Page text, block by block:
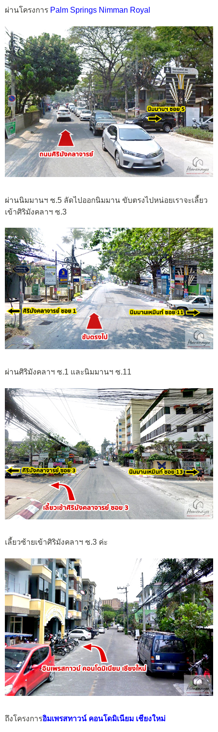
ผ่านโครงการ Palm Springs Nimman Royal
ผ่านนิมมานฯ ซ.5 ลัดไปออกนิมมาน ขับตรงไปหน่อยเราจะเลี้ยว
เข้าศิริมังคลาฯ ซ.3
ผ่านศิริมังคลาฯ ซ.1 และนิมมานฯ ซ.11
เลี้ยวซ้ายเข้าศิริมังคลาฯ ซ.3 ค่ะ
ถึงโครงการอิมเพรสทาวน์ คอนโดมิเนียม เชียงใหม่